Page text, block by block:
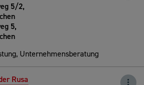
5/2,
5,
Unternehmensberatung
Rusa